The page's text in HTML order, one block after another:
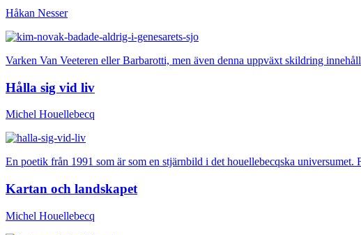
Håkan Nesser
Varken Van Veeteren eller Barbarotti, men även denna uppväxt skildring
Hålla sig vid liv
Michel Houellebecq
En poetik från 1991 som är som en stjärnbild i det houellebecqska
Kartan och landskapet
Michel Houellebecq